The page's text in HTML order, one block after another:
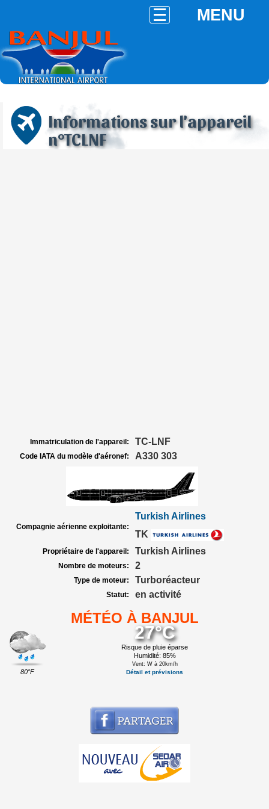
MENU
Informations sur l'appareil
n°TCLNF
Immatriculation de l'appareil: TC-LNF
Code IATA du modèle d'aéronef: A330 303
Compagnie aérienne exploitante:
Turkish Airlines
TK
Propriétaire de l'appareil: Turkish Airlines
Nombre de moteurs: 2
Type de moteur: Turboréacteur
Statut: en activité
MÉTÉO À BANJUL
80°F
27°C
Risque de pluie éparse
Humidité: 85%
Vent: W à 20km/h
Détail et prévisions